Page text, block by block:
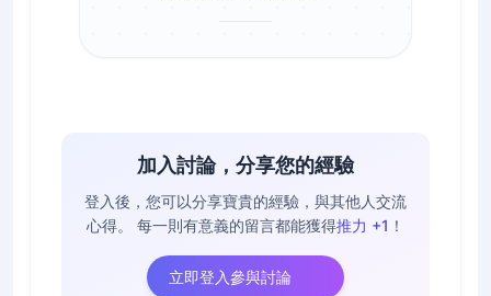
加入討論，分享您的經驗
登入後，您可以分享寶貴的經驗，與其他人交流
心得。
每一則有意義的留言都能獲得推力 +1 ！
立即登入參與討論